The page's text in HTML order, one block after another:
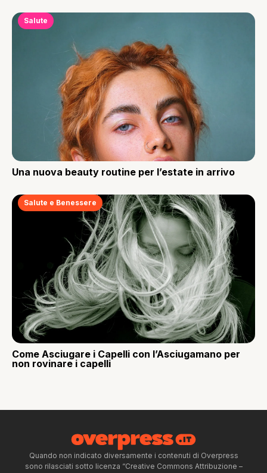
Salute
Una nuova beauty routine per l’estate in arrivo
Salute e Benessere
Come Asciugare i Capelli con l’Asciugamano per
non rovinare i capelli
Quando non indicato diversamente i contenuti di Overpress
sono rilasciati sotto licenza “Creative Commons Attribuzione –